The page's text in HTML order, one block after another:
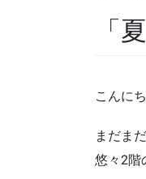
「
こんに
まだま
悠々2階